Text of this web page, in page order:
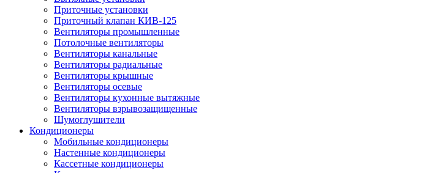
Приточные установки
Приточный клапан КИВ-125
Вентиляторы промышленные
Потолочные вентиляторы
Вентиляторы канальные
Вентиляторы радиальные
Вентиляторы крышные
Вентиляторы осевые
Вентиляторы кухонные вытяжные
Вентиляторы взрывозащищенные
Шумоглушители
Кондиционеры
Мобильные кондиционеры
Настенные кондиционеры
Кассетные кондиционеры